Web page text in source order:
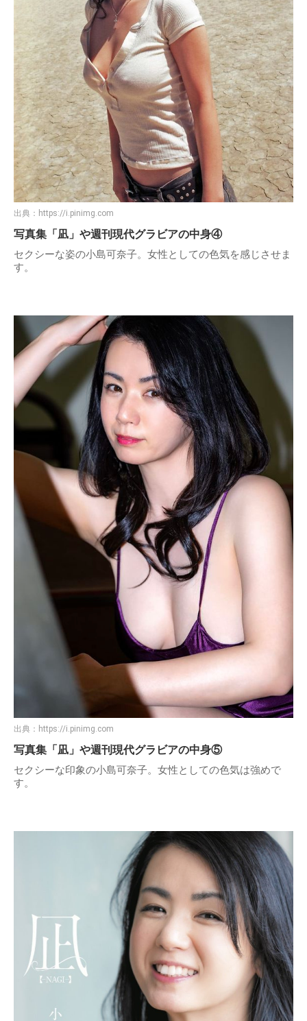
出典： https://i.pinimg.com
写真集「凪」や週刊現代グラビアの中身④
セクシーな姿の小島可奈子。女性としての色気を感じさせま
す。
出典： https://i.pinimg.com
写真集「凪」や週刊現代グラビアの中身⑤
セクシーな印象の小島可奈子。女性としての色気は強めで
す。